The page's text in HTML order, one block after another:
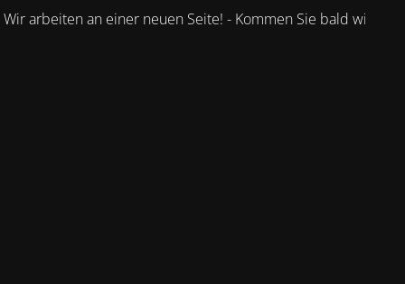
Wir arbeiten an einer neuen Seite! - Kommen Sie bald wieder.